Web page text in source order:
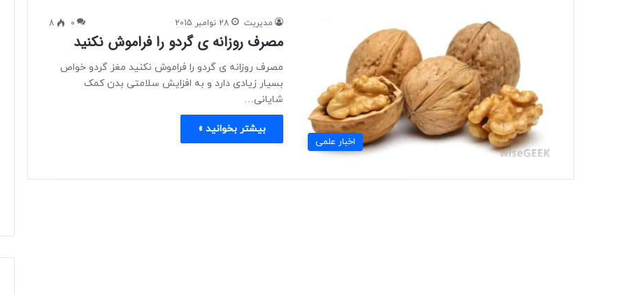
اخبار علمی
مدیریت 28 نوامبر 2015 0
8
مصرف روزانه ی گردو را فراموش نکنید
مصرف روزانه ی گردو را فراموش نکنید مغز گردو خواص
بسیار زیادی دارد و به افزایش سلامتی بدن کمک
شایانی…
بیشتر بخوانید »